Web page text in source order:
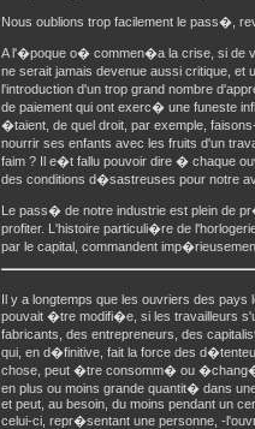
Nous oublions trop facilement le pass�,
A l'�poque o� commen�a la crise, si de
ne serait jamais devenue aussi
l'introduction d'un trop grand nombre
de paiement qui ont exerc� une funeste
�taient, de quel droit, par exemple,
nourrir ses enfants avec les fruits d'un
faim ? Il e�t fallu pouvoir dire � chaque
des conditions d�sastreuses pour notre
Le pass� de notre industrie est plein de
profiter. L'histoire particuli�re de
par le capital, commandent
Il y a longtemps que les ouvriers des pays
pouvait �tre modifi�e, si les travailleurs
fabricants, des entrepreneurs, des
qui, en d�finitive, fait la force des
chose, peut �tre consomm� ou
en plus ou moins grande quantit� dans
et peut, au besoin, du moins pendant un
celui-ci, repr�sentant une personne, -